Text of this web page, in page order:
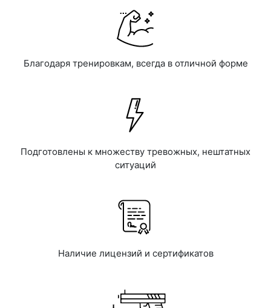
Благодаря тренировкам, всегда в отличной форме
Подготовлены к множеству тревожных, нештатных
ситуаций
Наличие лицензий и сертификатов